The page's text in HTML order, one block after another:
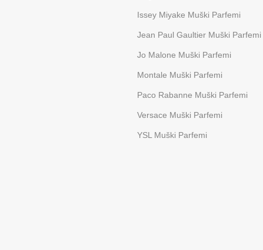
Issey Miyake Muški Parfemi
Jean Paul Gaultier Muški Parfemi
Jo Malone Muški Parfemi
Montale Muški Parfemi
Paco Rabanne Muški Parfemi
Versace Muški Parfemi
YSL Muški Parfemi